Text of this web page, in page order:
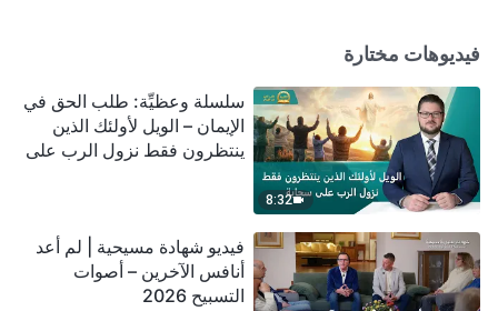
فيديوهات مختارة
8:32
سلسلة وعظيِّة: طلب الحق في
الإيمان – الويل لأولئك الذين
ينتظرون فقط نزول الرب على
فيديو شهادة مسيحية | لم أعد
أنافس الآخرين – أصوات
التسبيح 2026